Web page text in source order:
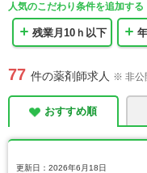
人気のこだわり条件を追加する
残業月10ｈ以下
77 件の薬剤師求人 ※ 非公
おすすめ順
更新日：2026年6月18日